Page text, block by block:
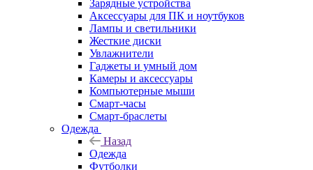
Зарядные устройства
Аксессуары для ПК и ноутбуков
Лампы и светильники
Жесткие диски
Увлажнители
Гаджеты и умный дом
Камеры и аксессуары
Компьютерные мыши
Смарт-часы
Смарт-браслеты
Одежда
Назад
Одежда
Футболки